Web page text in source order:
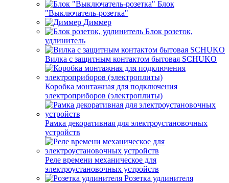
Блок
"Выключатель-розетка"
Диммер
Блок розеток,
удлинитель
Вилка с защитным контактом бытовая SCHUKO
Коробка монтажная для подключения
электроприборов (электроплиты)
Рамка декоративная для электроустановочных
устройств
Реле времени механическое для
электроустановочных устройств
Розетка удлинителя